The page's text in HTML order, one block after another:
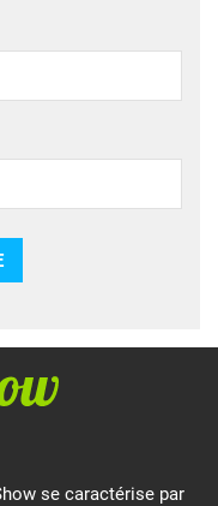
se caractérise par